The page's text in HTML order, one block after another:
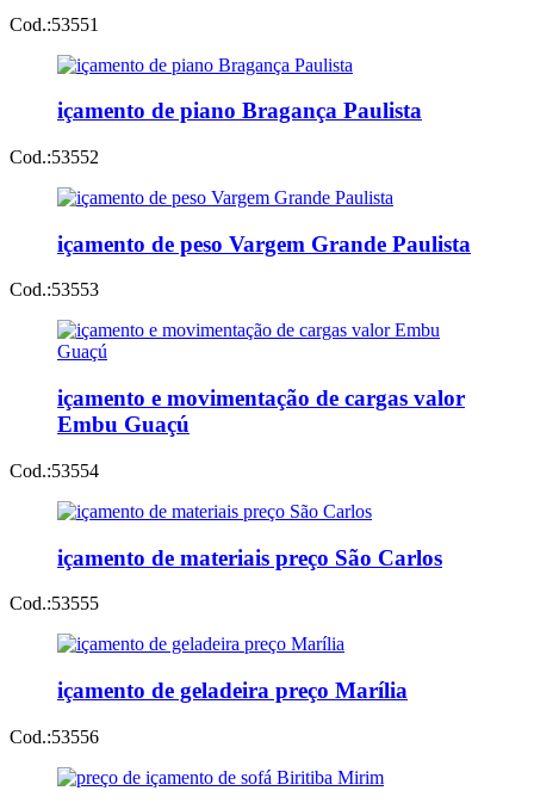
Cod.:53551
içamento de piano Bragança Paulista
Cod.:53552
içamento de peso Vargem Grande Paulista
Cod.:53553
içamento e movimentação de cargas valor
Embu Guaçú
Cod.:53554
içamento de materiais preço São Carlos
Cod.:53555
içamento de geladeira preço Marília
Cod.:53556